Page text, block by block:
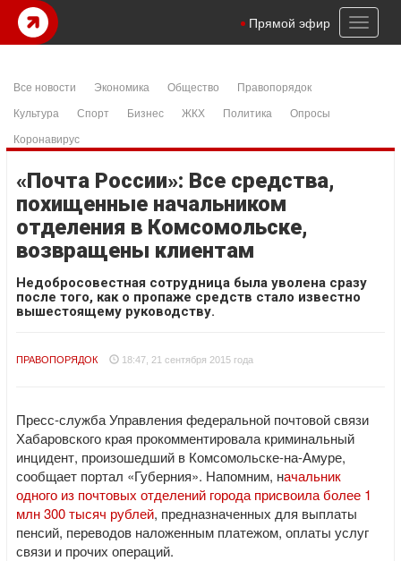
Toggle
Прямой эфир
Все новости Экономика Общество
Правопорядок
Культура
Спорт Бизнес ЖКХ Политика
Опросы
Коронавирус
«Почта России»: Все средства,
похищенные начальником
отделения в Комсомольске,
возвращены клиентам
Недобросовестная сотрудница была уволена сразу
после того, как о пропаже средств стало известно
вышестоящему руководству.
ПРАВОПОРЯДОК 18:47, 21 сентября 2015 года
Пресс-служба Управления федеральной почтовой связи
Хабаровского края прокомментировала криминальный
инцидент, произошедший в Комсомольске-на-Амуре,
сообщает портал «Губерния». Напомним, начальник
одного из почтовых отделений города присвоила более 1
млн 300 тысяч рублей, предназначенных для выплаты
пенсий, переводов наложенным платежом, оплаты услуг
связи и прочих операций.